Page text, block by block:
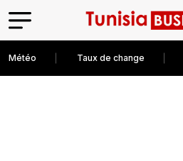
Météo Taux de change